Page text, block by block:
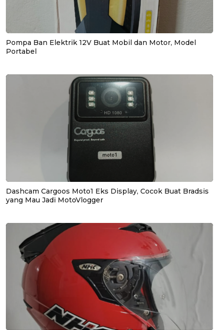
Pompa Ban Elektrik 12V Buat Mobil dan Motor, Model
Portabel
Dashcam Cargoos Moto1 Eks Display, Cocok Buat Bradsis
yang Mau Jadi MotoVlogger